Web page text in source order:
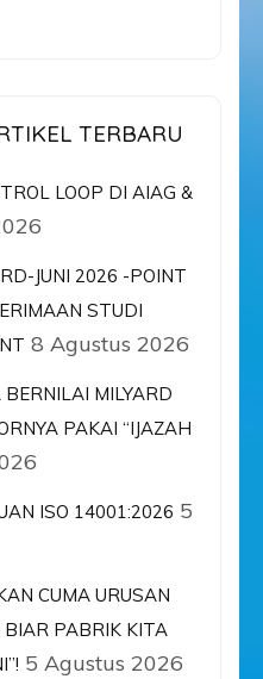
TERBARU
LOOP DI AIAG &
JUNI 2026 -POINT
STUDI
8 Agustus 2026
MILYARD
PAKAI “IJAZAH
ISO 14001:2026 5
CUMA URUSAN
BIAR PABRIK KITA
5 Agustus 2026